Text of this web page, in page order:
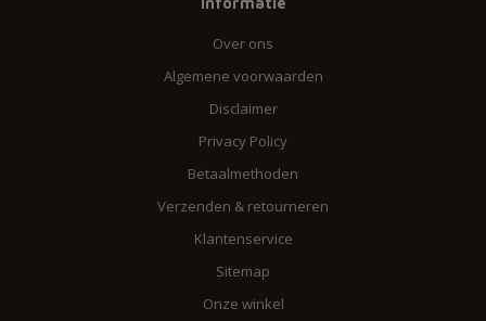
Over ons
Algemene voorwaarden
Disclaimer
Privacy Policy
Betaalmethoden
Verzenden & retourneren
Klantenservice
Sitemap
Onze winkel